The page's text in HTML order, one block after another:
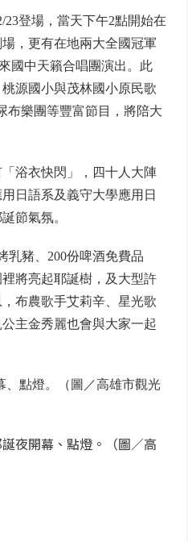
登場，當天下午2點開始在
，更有在地兩大全國冠軍
國中天籟合唱團演出。此
源國小與茂林國小原民歌
布樂團等豐富節目，將陪大
浴衣快閃」，四十人大陣
日語系及義守大學應用日
節氣氛。
乳豬、200份啤酒免費品
將亮起耶誕樹，及大型許
布農歌手艾莉辛、星光歌
主金秀麗也會與大家一起
夜開幕、點燈。（圖／高